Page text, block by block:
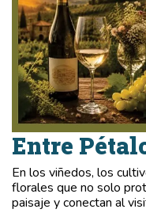
Entre
En los viñedos, los
florales que no solo
paisaje y conectan al